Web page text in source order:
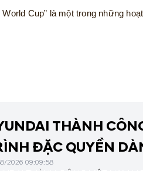
Cup” là một trong những
THÀNH
ĐẶC QUYỀN
2026 09:09:58